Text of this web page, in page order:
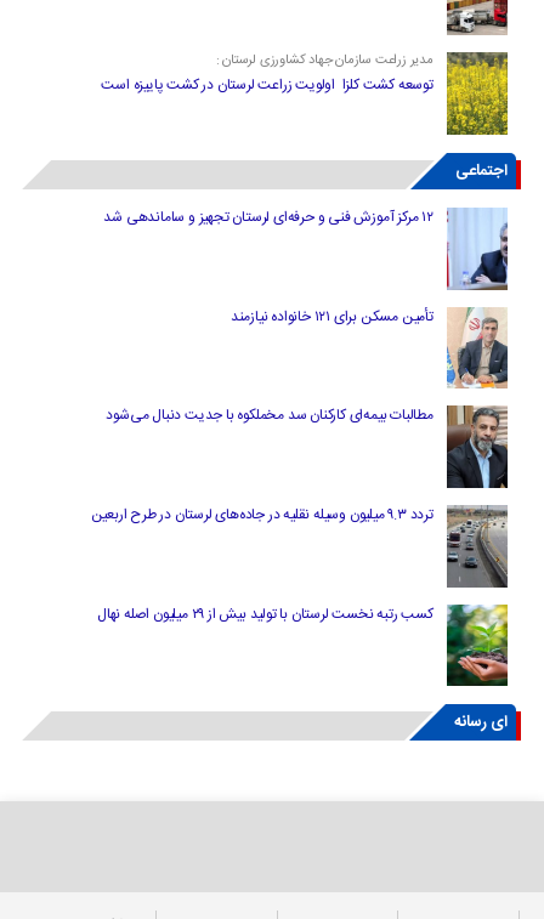
مدیر زراعت سازمان جهاد کشاورزی لرستان :
توسعه کشت کلزا اولویت زراعت لرستان در کشت پاییزه است
اجتماعی
۱۲ مرکز آموزش فنی و حرفه‌ای لرستان تجهیز و ساماندهی شد
تأمین مسکن برای ۱۲۱ خانواده نیازمند
مطالبات بیمه‌ای کارکنان سد مخملکوه با جدیت دنبال می‌شود
تردد ۹.۳ میلیون وسیله نقلیه در جاده‌های لرستان در طرح اربعین
کسب رتبه نخست لرستان با تولید بیش از ۲۹ میلیون اصله نهال
ای رسانه